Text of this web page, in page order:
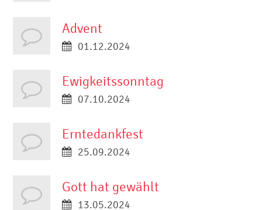
Advent
01.12.2024
Ewigkeitssonntag
07.10.2024
Erntedankfest
25.09.2024
Gott hat gewählt
13.05.2024